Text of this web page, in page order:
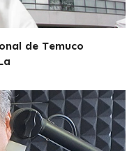
de Temuco